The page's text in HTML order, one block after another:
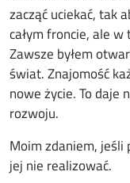
zacząć uciekać, tak
całym froncie, ale
Zawsze byłem
świat. Znajomość
nowe życie. To daje
rozwoju.
Moim zdaniem, jeśli
jej nie realizować.